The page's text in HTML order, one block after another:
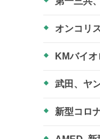
オンコリ
KMバイ
武田、ヤ
新型コロ